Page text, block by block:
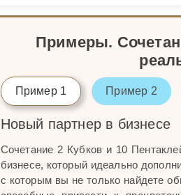
Примеры.
Пример 1 Пример 2
Новый партнер в бизнесе
Сочетание 2 Кубков и 10
бизнесе, который идеально
с которым вы не только найдете